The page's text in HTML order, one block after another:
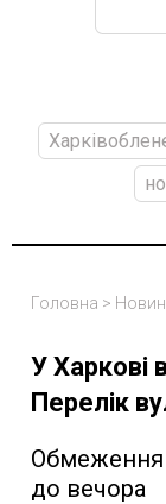
Головна >
У Харкові
Перелік
Обмеження
до вечора